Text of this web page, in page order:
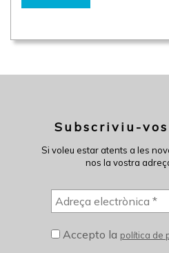
Subscriviu-
Si voleu estar atents a les
nos la vostra
Accepto la política de